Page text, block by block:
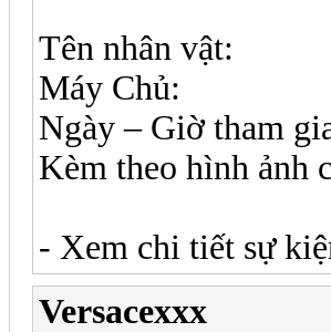
Tên nhân vật:
Máy Chủ:
Ngày – Giờ tham
Kèm theo hình ảnh
- Xem chi tiết sự
Versacexxx